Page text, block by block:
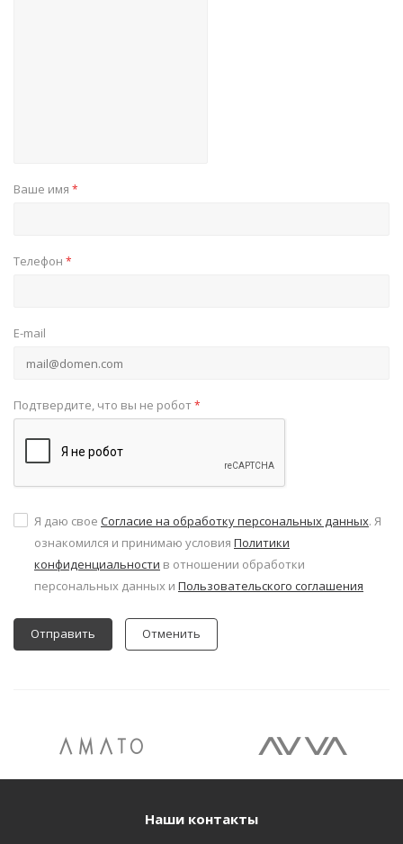
Ваше имя *
Телефон *
E-mail
Подтвердите, что вы не робот*
Я даю свое Согласие на обработку персональных данных. Я
ознакомился и принимаю условия Политики
конфиденциальности в отношении обработки
персональных данных и Пользовательского соглашения
Отменить
Наши контакты